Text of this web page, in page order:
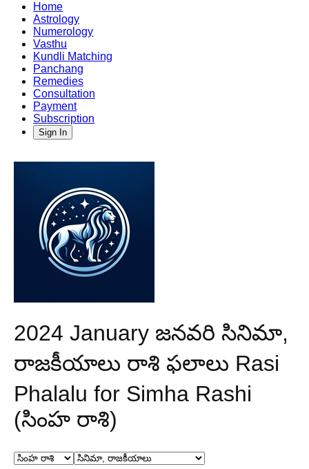
Home
Astrology
Numerology
Vasthu
Kundli Matching
Panchang
Remedies
Consultation
Payment
Subscription
Sign In
2024 January జనవరి సినిమా,
రాజకీయాలు రాశి ఫలాలు Rasi
Phalalu for Simha Rashi
(సింహ రాశి)